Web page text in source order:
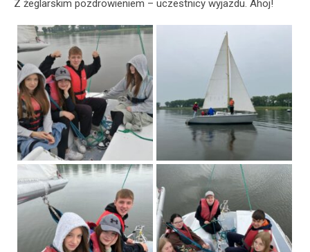
Z żeglarskim pozdrowieniem – uczestnicy wyjazdu. Ahoj!